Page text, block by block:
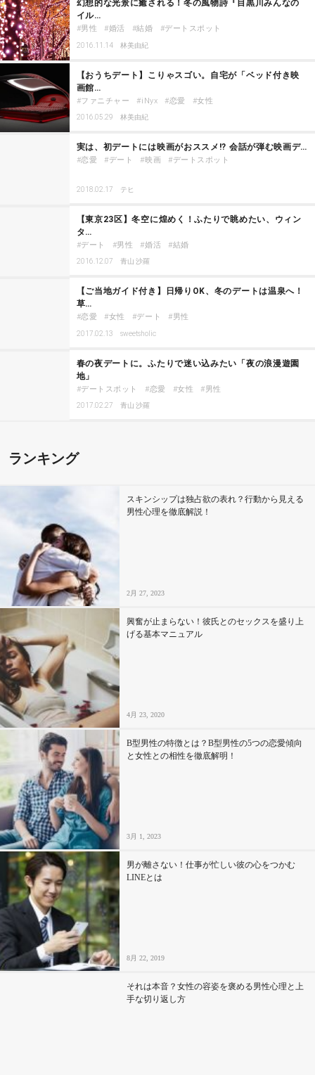
幻想的な光景に癒される！冬の風物詩『目黒川みんなの
イル…
男性 婚活 結婚 デートスポット
2016.11.14 林美由紀
【おうちデート】こりゃスゴい。自宅が「ベッド付き映
画館…
ファニチャー iNyx 恋愛 女性
2016.05.29 林美由紀
実は、初デートには映画がおススメ!? 会話が弾む映画デ…
恋愛 デート 映画 デートスポット
2018.02.17 テヒ
【東京23区】冬空に煌めく！ふたりで眺めたい、ウィン
タ…
デート 男性 婚活 結婚
2016.12.07 青山 沙羅
【ご当地ガイド付き】日帰りOK、冬のデートは温泉へ！
草…
恋愛 女性 デート 男性
2017.02.13 sweetsholic
春の夜デートに。ふたりで迷い込みたい「夜の浪漫遊園
地」
デートスポット 恋愛 女性 男性
2017.02.27 青山 沙羅
ランキング
スキンシップは独占欲の表れ？行動から見える
男性心理を徹底解説！
2月 27, 2023
興奮が止まらない！彼氏とのセックスを盛り上
げる基本マニュアル
4月 23, 2020
B型男性の特徴とは？B型男性の5つの恋愛傾向
と女性との相性を徹底解明！
3月 1, 2023
男が離さない！仕事が忙しい彼の心をつかむ
LINEとは
8月 22, 2019
それは本音？女性の容姿を褒める男性心理と上
手な切り返し方